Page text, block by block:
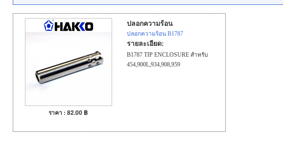
ปลอกความร้อน
ปลอกความร้อน B1787
รายละเอียด:
B1787 TIP ENCLOSURE สำหรับ
454,900L,934,908,959
ราคา : 82.00 ฿